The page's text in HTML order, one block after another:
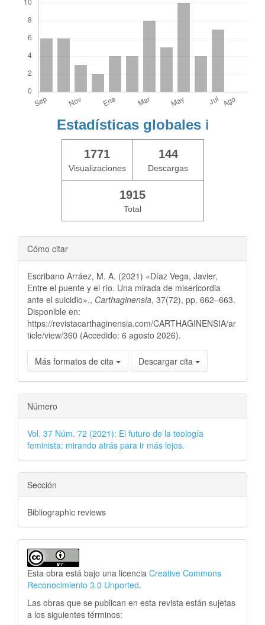
Estadísticas globales ℹ️
1771
Visualizaciones
144
Descargas
1915
Total
Cómo citar
Escribano Arráez, M. A. (2021) «Díaz Vega, Javier,
Entre el puente y el río. Una mirada de misericordia
ante el suicidio»., Carthaginensia, 37(72), pp. 662–663.
Disponible en:
https://revistacarthaginensia.com/CARTHAGINENSIA/ar
ticle/view/360 (Accedido: 6 agosto 2026).
Más formatos de cita Descargar cita
Número
Vol. 37 Núm. 72 (2021): El futuro de la teología
feminista: mirando atrás para ir más lejos.
Sección
Bibliographic reviews
Esta obra está bajo una licencia Creative Commons
Reconocimiento 3.0 Unported.
Las obras que se publican en esta revista están sujetas
a los siguientes términos: